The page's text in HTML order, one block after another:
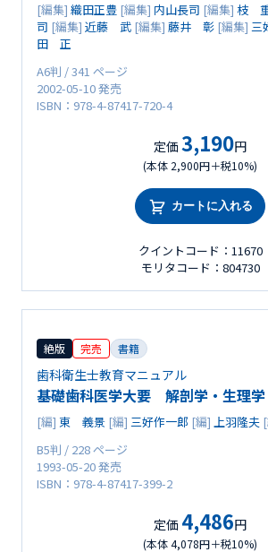
[編集] 織田正豊 [編集] 内山長司 [編集] 枝
司 [編集] 近藤 武 [編集] 藤井 彰 [編集] 三
田 正
A6判 / 341 ページ
2002-05-10 発売
ISBN：978-4-87417-720-4
定価 3,190円
(本体 2,900円＋税10%)
カートに入れる
クイントコード：11670
モリタコード：804730
絶版 完売 書籍
歯科衛生士教育マニュアル
基礎歯科医学大要 解剖学・生理学
[編] 東 義景 [編] 三好作一郎 [編] 上羽隆夫
B5判 / 228 ページ
1993-05-20 発売
ISBN：978-4-87417-399-2
定価 4,486円
(本体 4,078円＋税10%)